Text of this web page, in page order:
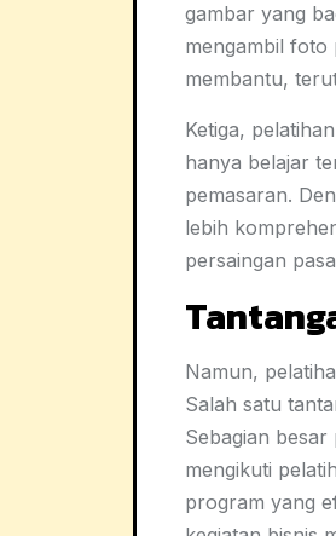
gambar yang
mengambil foto
membantu,
Ketiga,
hanya belajar
pemasaran.
lebih
persaingan
Namun,
Salah satu
Sebagian
mengikuti
program yang